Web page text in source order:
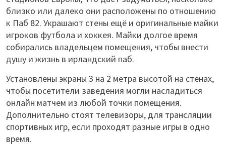
близко или далеко они расположены по отношению
к Паб 82. Украшают стены ещё и оригинальные майки
игроков футбола и хоккея. Майки долгое время
собирались владельцем помещения, чтобы внести
душу и жизнь в ирландский паб.
Установлены экраны 3 на 2 метра высотой на стенах,
чтобы посетители заведения могли насладиться
онлайн матчем из любой точки помещения.
Дополнительно стоят телевизоры, для трансляции
спортивных игр, если проходят разные игры в одно
время.